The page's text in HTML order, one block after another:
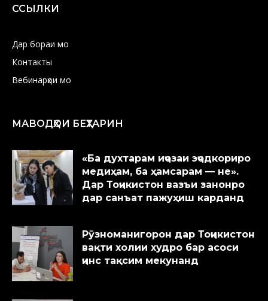
ССЫЛКИ
Дар бораи мо
Контакты
Вебинарҳои мо
МАВОДҲОИ БЕҲТАРИН
«Ба духтарам иҷозаи эҷодкориро
медиҳам, ба ҳамсарам — не».
Дар Тоҷикистон вазъи занонро
дар санъат пажуҳиш карданд
Рӯзноманигорон дар Тоҷикистон
вақти холии худро бар асоси
ҷинс тақсим мекунанд